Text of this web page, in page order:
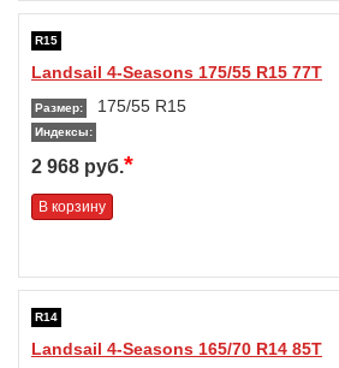
R15
Landsail 4-Seasons 175/55 R15 77T
Размер: 175/55 R15
Индексы:
2 968 руб.*
В корзину
R14
Landsail 4-Seasons 165/70 R14 85T